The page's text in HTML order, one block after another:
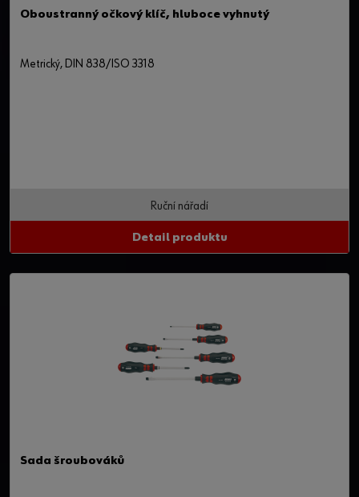
Oboustranný očkový klíč, hluboce vyhnutý
Metrický, DIN 838/ISO 3318
Ruční nářadí
Detail produktu
Sada šroubováků